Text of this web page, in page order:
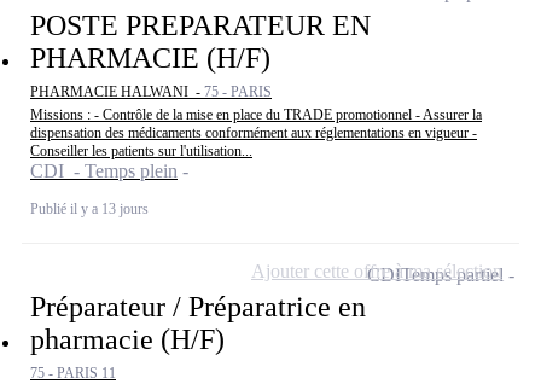
POSTE PREPARATEUR EN
PHARMACIE (H/F)
PHARMACIE HALWANI - 75 - PARIS
Missions : - Contrôle de la mise en place du TRADE promotionnel - Assurer la
dispensation des médicaments conformément aux réglementations en vigueur -
Conseiller les patients sur l'utilisation...
CDI - Temps plein
Publié il y a 13 jours
Préparateur / Préparatrice en
pharmacie (H/F)
75 - PARIS 11
CDITemps partiel
Ajouter cette offre à ma sélection